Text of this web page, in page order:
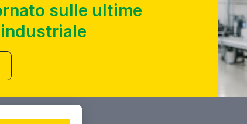
sulle ultime